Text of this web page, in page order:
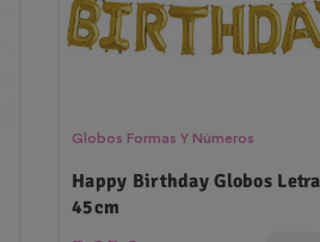
Globos Formas Y Números
Happy Birthday Globos
45cm